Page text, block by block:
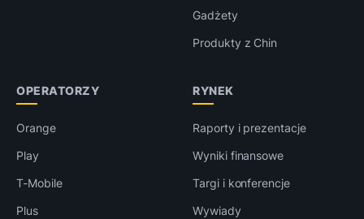
Gadżety
Produkty z Chin
OPERATORZY
Orange
Play
T-Mobile
Plus
RYNEK
Raporty i prezentacje
Wyniki finansowe
Targi i konferencje
Wywiady